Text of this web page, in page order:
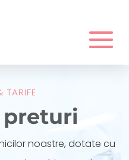
TARIFE
preturi
noastre, dotate cu